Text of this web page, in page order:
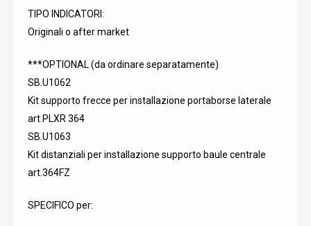
TIPO INDICATORI:
Originali o after market
***OPTIONAL (da ordinare separatamente)
SB.U1062
Kit supporto frecce per installazione portaborse laterale
art.PLXR 364
SB.U1063
Kit distanziali per installazione supporto baule centrale
art.364FZ
SPECIFICO per: